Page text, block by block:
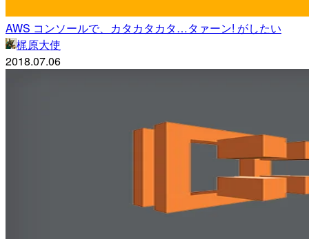
AWS コンソールで、カタカタカタ…タァーン! がしたい
梶原大使
2018.07.06